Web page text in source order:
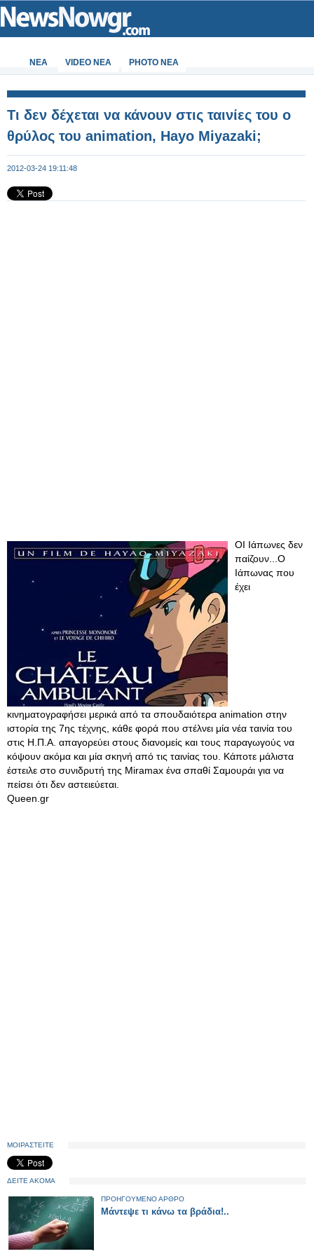
ΝΕΑ VIDEO NEA PHOTO NEA
Τι δεν δέχεται να κάνουν στις ταινίες του ο
θρύλος του animation, Hayo Miyazaki;
2012-03-24 19:11:48
ΟΙ Ιάπωνες δεν
παίζουν...Ο
Ιάπωνας που
έχει
κινηματογραφήσει μερικά από τα σπουδαιότερα animation στην
ιστορία της 7ης τέχνης, κάθε φορά που στέλνει μία νέα ταινία του
στις Η.Π.Α. απαγορεύει στους διανομείς και τους παραγωγούς να
κόψουν ακόμα και μία σκηνή από τις ταινίας του. Κάποτε μάλιστα
έστειλε στο συνιδρυτή της Miramax ένα σπαθί Σαμουράι για να
πείσει ότι δεν αστειεύεται.
Queen.gr
ΜΟΙΡΑΣΤΕΙΤΕ
ΔΕΙΤΕ ΑΚΟΜΑ
ΠΡΟΗΓΟΥΜΕΝΟ ΑΡΘΡΟ
Μάντεψε τι κάνω τα βράδια!..